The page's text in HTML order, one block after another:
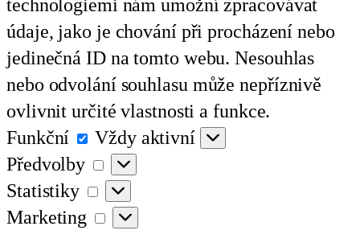
technologiemi nám umožní zpracovávat
údaje, jako je chování při procházení nebo
jedinečná ID na tomto webu. Nesouhlas
nebo odvolání souhlasu může nepříznivě
ovlivnit určité vlastnosti a funkce.
Funkční
Funkční
Vždy aktivní
Předvolby
Předvolby
Statistiky
Statistiky
Marketing
Marketing